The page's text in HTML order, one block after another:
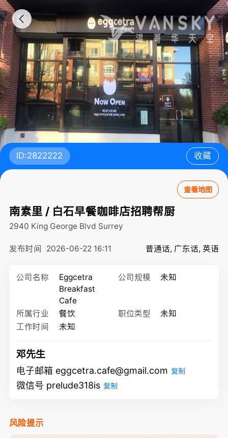
ID:2822222 收藏
查看地图
南素里 / 白石早餐咖啡店招聘帮厨
2940 King George Blvd Surrey
发布时间 2026-06-22 16:11 普通话, 广东话, 英语
公司名称
Eggcetra
Breakfast
Cafe
公司规模 未知
所属行业 餐饮 职位类型
未知
工作时间
未知
邓先生
电子邮箱 eggcetra.cafe@gmail.com 复制
微信号 prelude318is 复制
风险提示